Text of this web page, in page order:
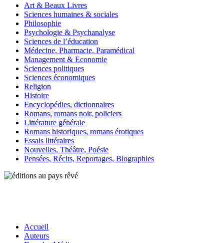
Art & Beaux Livres
Sciences humaines & sociales
Philosophie
Psychologie & Psychanalyse
Sciences de l’éducation
Médecine, Pharmacie, Paramédical
Management & Economie
Sciences politiques
Sciences économiques
Religion
Histoire
Encyclopédies, dictionnaires
Romans, romans noir, policiers
Littérature générale
Romans historiques, romans érotiques
Essais littéraires
Nouvelles, Théâtre, Poésie
Pensées, Récits, Reportages, Biographies
Accueil
Auteurs